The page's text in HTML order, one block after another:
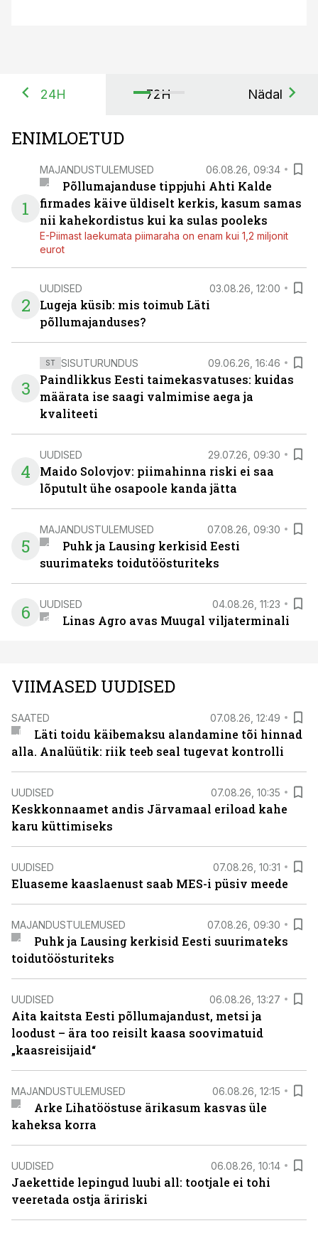
24H 72H Nädal
ENIMLOETUD
1
MAJANDUSTULEMUSED 06.08.26, 09:34
Põllumajanduse tippjuhi Ahti Kalde
firmades käive üldiselt kerkis, kasum samas
nii kahekordistus kui ka sulas pooleks
E-Piimast laekumata piimaraha on enam kui 1,2 miljonit
eurot
2
UUDISED 03.08.26, 12:00
Lugeja küsib: mis toimub Läti
põllumajanduses?
3
ST SISUTURUNDUS 09.06.26, 16:46
Paindlikkus Eesti taimekasvatuses: kuidas
määrata ise saagi valmimise aega ja
kvaliteeti
4
UUDISED 29.07.26, 09:30
Maido Solovjov: piimahinna riski ei saa
lõputult ühe osapoole kanda jätta
5
MAJANDUSTULEMUSED 07.08.26, 09:30
Puhk ja Lausing kerkisid Eesti
suurimateks toidutöösturiteks
6 UUDISED 04.08.26, 11:23
Linas Agro avas Muugal viljaterminali
VIIMASED UUDISED
SAATED 07.08.26, 12:49
Läti toidu käibemaksu alandamine tõi hinnad
alla. Analüütik: riik teeb seal tugevat kontrolli
UUDISED 07.08.26, 10:35
Keskkonnaamet andis Järvamaal eriload kahe
karu küttimiseks
UUDISED 07.08.26, 10:31
Eluaseme kaaslaenust saab MES-i püsiv meede
MAJANDUSTULEMUSED 07.08.26, 09:30
Puhk ja Lausing kerkisid Eesti suurimateks
toidutöösturiteks
UUDISED 06.08.26, 13:27
Aita kaitsta Eesti põllumajandust, metsi ja
loodust – ära too reisilt kaasa soovimatuid
„kaasreisijaid“
MAJANDUSTULEMUSED 06.08.26, 12:15
Arke Lihatööstuse ärikasum kasvas üle
kaheksa korra
UUDISED 06.08.26, 10:14
Jaekettide lepingud luubi all: tootjale ei tohi
veeretada ostja äririski